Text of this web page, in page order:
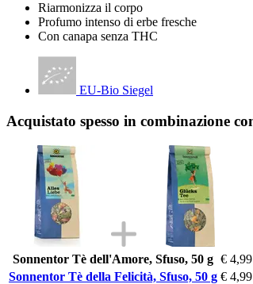
Riarmonizza il corpo
Profumo intenso di erbe fresche
Con canapa senza THC
EU-Bio Siegel
Acquistato spesso in combinazione
Sonnentor Tè dell'Amore, Sfuso, 50 g € 4,99
Sonnentor Tè della Felicità, Sfuso, 50 g € 4,99